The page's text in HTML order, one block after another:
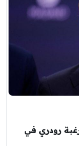
رودري في